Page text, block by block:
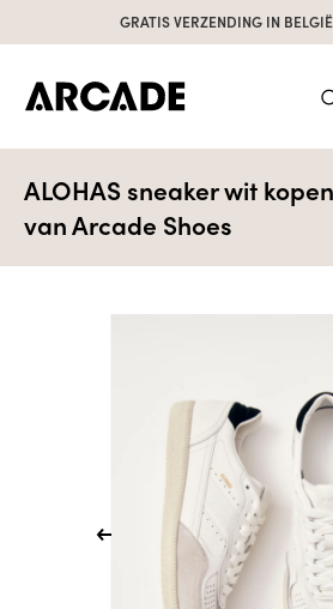
GRATIS VERZENDING IN
ALOHAS sneaker wit
van Arcade Shoes